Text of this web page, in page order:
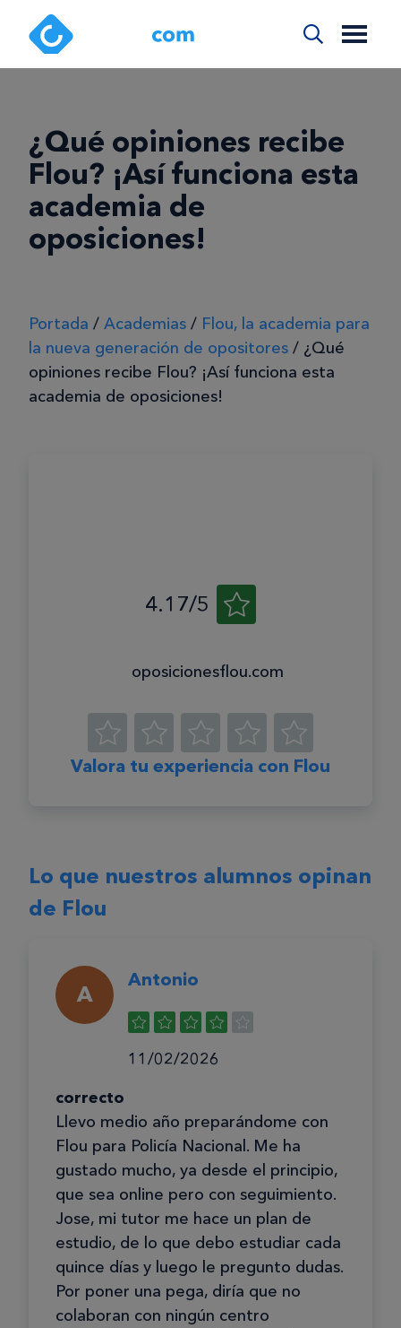
¿Qué opiniones recibe
Flou? ¡Así funciona esta
academia de
oposiciones!
Portada / Academias / Flou, la academia para
la nueva generación de opositores / ¿Qué
opiniones recibe Flou? ¡Así funciona esta
academia de oposiciones!
4.17/5
oposicionesflou.com
Valora tu experiencia con Flou
Lo que nuestros alumnos opinan
de Flou
A
Antonio
11/02/2026
correcto
Llevo medio año preparándome con
Flou para Policía Nacional. Me ha
gustado mucho, ya desde el principio,
que sea online pero con seguimiento.
Jose, mi tutor me hace un plan de
estudio, de lo que debo estudiar cada
quince días y luego le pregunto dudas.
Por poner una pega, diría que no
colaboran con ningún centro